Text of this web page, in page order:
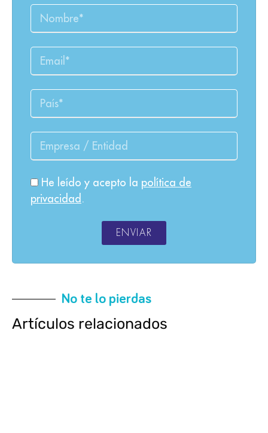
He leído y acepto la política de
privacidad .
ENVIAR
No te lo pierdas
Artículos relacionados